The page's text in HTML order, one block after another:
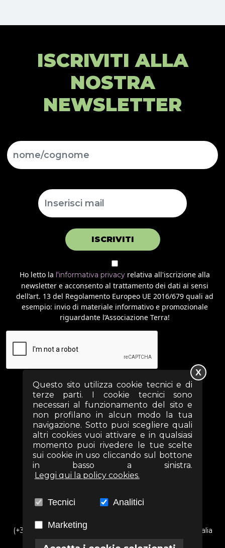
ISCRIVITI ALLA
NOSTRA
NEWSLETTER
ISCRIVITI
Ho letto la l'informativa privacy relativa all'iscrizione alla
newsletter e acconsento al trattamento dei dati ai sensi
dell’art. 13 del Regolamento Europeo UE 2016/679 quali ad
esempio: invio di materiale informativo e promozionale
riguardante l’Associazione Terra!
(+39) 06 69352313 - Via Arezzo n. 18 - 00161- Roma - Italia
SEGUICI SUI SOCIAL
Questo sito utilizza cookie tecnici e di
terze parti. I cookie tecnici sono
necessari al funzionamento del sito e
non profilano in alcun modo la tua
navigazione. Sotto puoi scegliere quali
altri cookies vuoi attivare e in qualsiasi
momento puoi rivedere le tue scelte
sui cookie in uso cliccando sul bottone
in basso a sinistra.
Leggi qui la policy cookies.
Tecnici Analitici
Marketing
X